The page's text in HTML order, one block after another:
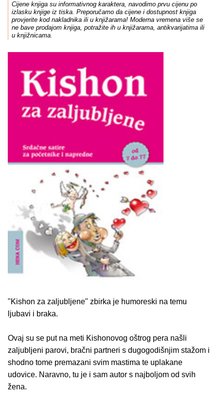
Cijene knjiga su informativnog karaktera, navodimo prvu cijenu po
izlasku knjige iz tiska. Preporučamo da cijene i dostupnost knjiga
provjerite kod nakladnika ili u knjižarama! Moderna vremena više se
ne bave prodajom knjiga, potražite ih u knjižarama, antikvarijatima ili
u knjižnicama.
"Kishon za zaljubljene" zbirka je humoreski na temu
ljubavi i braka.
Ovaj su se put na meti Kishonovog oštrog pera našli
zaljubljeni parovi, bračni partneri s dugogodišnjim stažom i
shodno tome premazani svim mastima te uplakane
udovice. Naravno, tu je i sam autor s najboljom od svih
žena.